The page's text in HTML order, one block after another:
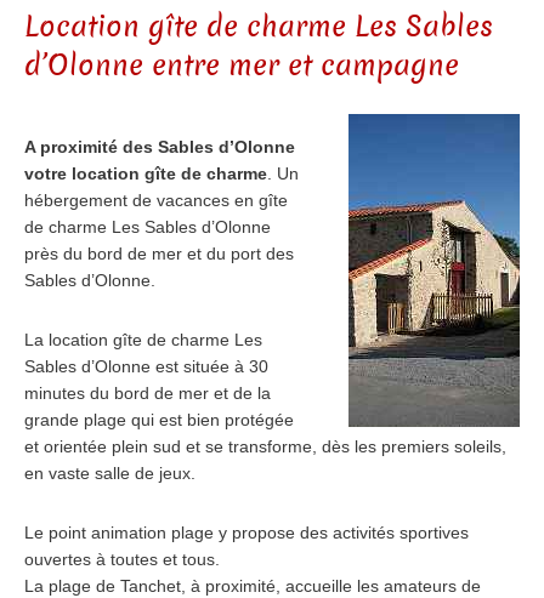
Location gîte de charme Les Sables
d’Olonne entre mer et campagne
A proximité des Sables d’Olonne
votre location gîte de charme. Un
hébergement de vacances en gîte
de charme Les Sables d’Olonne
près du bord de mer et du port des
Sables d’Olonne.
La location gîte de charme Les
Sables d’Olonne est située à 30
minutes du bord de mer et de la
grande plage qui est bien protégée
et orientée plein sud et se transforme, dès les premiers soleils,
en vaste salle de jeux.
Le point animation plage y propose des activités sportives
ouvertes à toutes et tous.
La plage de Tanchet, à proximité, accueille les amateurs de